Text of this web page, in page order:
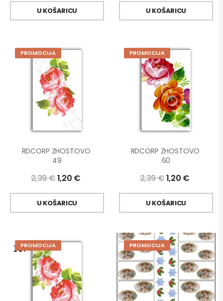
U KOŠARICU U KOŠARICU
PROMOCIJA
RDCORP ZHOSTOVO
49
2,39€1,20 €
U KOŠARICU
PROMOCIJA
RDCORP ZHOSTOVO
60
2,39€1,20 €
U KOŠARICU
PROMOCIJA PROMOCIJA